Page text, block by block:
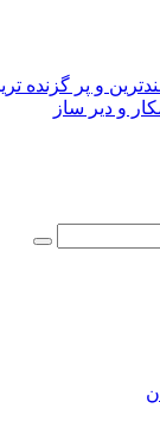
و پر گزنده
و دیر ساز
جستجو